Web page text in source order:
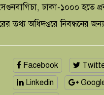
ঢাকা-১০০০ হতে
তথ্য অধিদপ্তরে নিবন্ধনের
Facebook
Linkedin